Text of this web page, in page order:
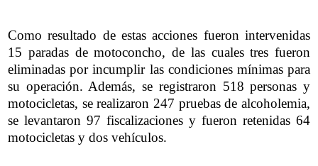
Como resultado de estas acciones fueron intervenidas
15 paradas de motoconcho, de las cuales tres fueron
eliminadas por incumplir las condiciones mínimas para
su operación. Además, se registraron 518 personas y
motocicletas, se realizaron 247 pruebas de alcoholemia,
se levantaron 97 fiscalizaciones y fueron retenidas 64
motocicletas y dos vehículos.